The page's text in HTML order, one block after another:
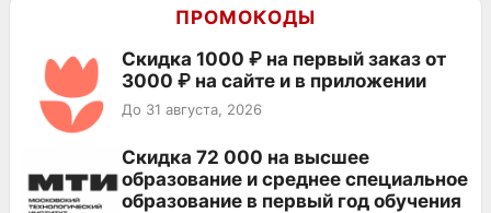
ПРОМОКОДЫ
Скидка 1000 ₽ на первый заказ от
3000 ₽ на сайте и в приложении
До 31 августа, 2026
Скидка 72 000 на высшее
образование и среднее специальное
образование в первый год обучения